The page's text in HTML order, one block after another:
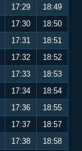
17:29
18:49
17:30
18:50
17:31
18:51
17:32
18:52
17:33
18:53
17:34
18:54
17:36
18:55
17:37
18:57
17:38
18:58